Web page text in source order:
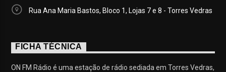
Rua Ana Maria Bastos, Bloco 1, Lojas 7 e 8 - Torres Vedras
FICHA TÉCNICA
ON FM Rádio é uma estação de rádio sediada em Torres Vedras,